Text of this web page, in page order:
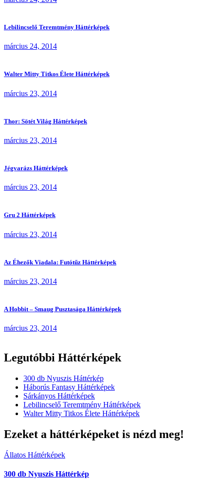
Lebilincselő Teremtmény Háttérképek
március 24, 2014
Walter Mitty Titkos Élete Háttérképek
március 23, 2014
Thor: Sötét Világ Háttérképek
március 23, 2014
Jégvarázs Háttérképek
március 23, 2014
Gru 2 Háttérképek
március 23, 2014
Az Éhezők Viadala: Futótűz Háttérképek
március 23, 2014
A Hobbit – Smaug Pusztasága Háttérképek
március 23, 2014
Legutóbbi Háttérképek
300 db Nyuszis Háttérkép
Háborús Fantasy Háttérképek
Sárkányos Háttérképek
Lebilincselő Teremtmény Háttérképek
Walter Mitty Titkos Élete Háttérképek
Ezeket a háttérképeket is nézd meg!
Állatos Háttérképek
300 db Nyuszis Háttérkép